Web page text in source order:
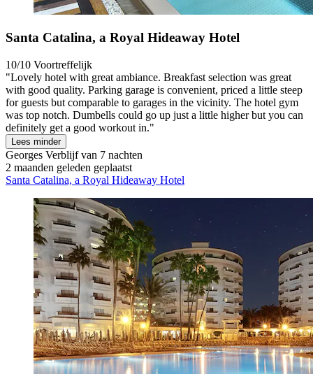
Santa Catalina, a Royal Hideaway Hotel
10/10 Voortreffelijk
"Lovely hotel with great ambiance. Breakfast selection was great
with good quality. Parking garage is convenient, priced a little steep
for guests but comparable to garages in the vicinity. The hotel gym
was top notch. Dumbells could go up just a little higher but you can
definitely get a good workout in."
Lees minder
Georges Verblijf van 7 nachten
2 maanden geleden geplaatst
Santa Catalina, a Royal Hideaway Hotel